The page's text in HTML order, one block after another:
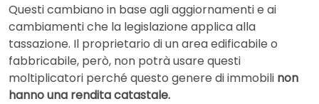
Questi cambiano in base agli aggiornamenti e ai
cambiamenti che la legislazione applica alla
tassazione. Il proprietario di un area edificabile o
fabbricabile, però, non potrà usare questi
moltiplicatori perché questo genere di immobili non
hanno una rendita catastale.